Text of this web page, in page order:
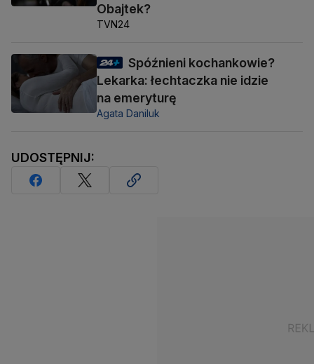
Obajtek?
TVN24
Spóźnieni kochankowie?
Lekarka: łechtaczka nie idzie
na emeryturę
Agata Daniluk
UDOSTĘPNIJ: